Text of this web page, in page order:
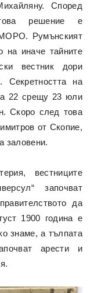
Според
решение е
Румънският
на иначе тайните
вестник дори
на
22 срещу 23 юли
Скоро след това
от Скопие,
заловени.
вестниците
започват
да
1900 година е
знаме, а тълпата
арести и